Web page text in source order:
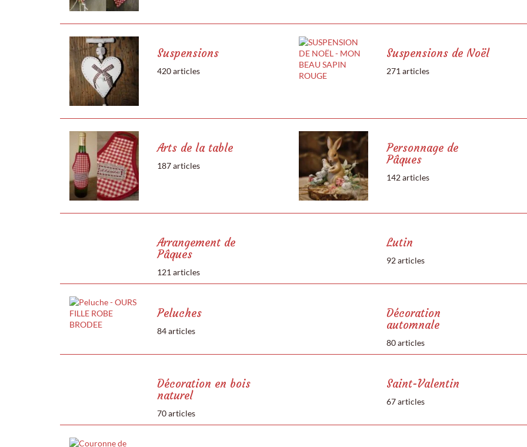
Suspensions
420 articles
Suspensions de Noël
271 articles
Arts de la table
187 articles
Personnage de
Pâques
142 articles
Arrangement de
Pâques
121 articles
Lutin
92 articles
Peluches
84 articles
Décoration
automnale
80 articles
Décoration en bois
naturel
70 articles
Saint-Valentin
67 articles